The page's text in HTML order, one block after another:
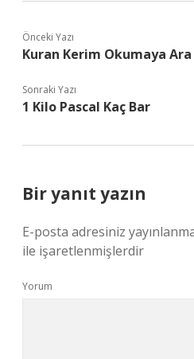
Önceki Yazı
Kuran Kerim Okumaya
Sonraki Yazı
1 Kilo Pascal Kaç Bar
Bir yanıt yazın
E-posta adresiniz
ile işaretlenmişlerdir
Yorum